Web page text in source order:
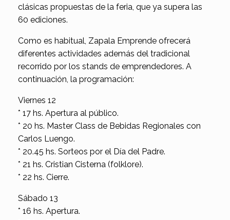
clásicas propuestas de la feria, que ya supera las
60 ediciones.
Como es habitual, Zapala Emprende ofrecerá
diferentes actividades además del tradicional
recorrido por los stands de emprendedores. A
continuación, la programación:
Viernes 12
* 17 hs. Apertura al público.
* 20 hs. Master Class de Bebidas Regionales con
Carlos Luengo.
* 20.45 hs. Sorteos por el Día del Padre.
* 21 hs. Cristian Cisterna (folklore).
* 22 hs. Cierre.
Sábado 13
* 16 hs. Apertura.